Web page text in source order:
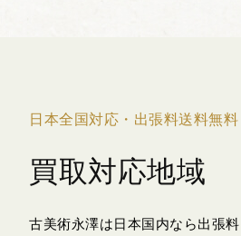
日本全国対応・出張料送料無料
買取対応地域
古美術永澤は日本国内なら出張